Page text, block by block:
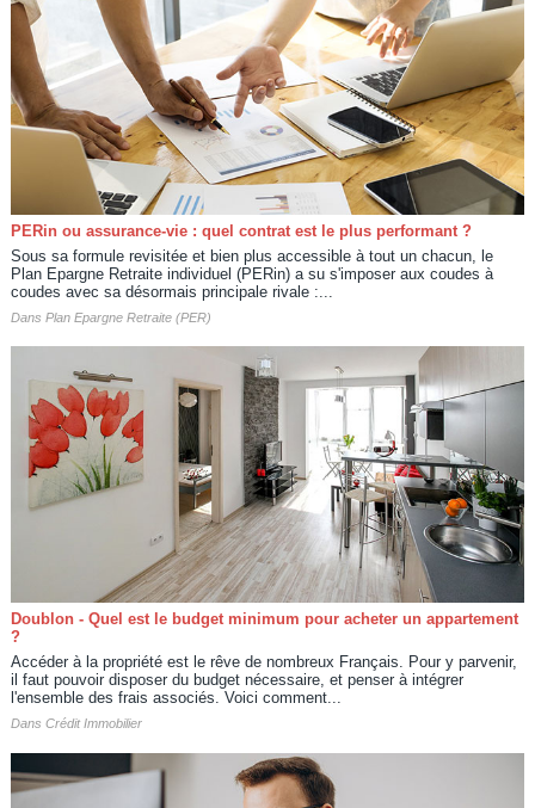
PERin ou assurance-vie : quel contrat est le plus performant ?
Sous sa formule revisitée et bien plus accessible à tout un chacun, le
Plan Epargne Retraite individuel (PERin) a su s'imposer aux coudes à
coudes avec sa désormais principale rivale :...
Dans Plan Epargne Retraite (PER)
Doublon - Quel est le budget minimum pour acheter un appartement
?
Accéder à la propriété est le rêve de nombreux Français. Pour y parvenir,
il faut pouvoir disposer du budget nécessaire, et penser à intégrer
l'ensemble des frais associés. Voici comment...
Dans Crédit Immobilier